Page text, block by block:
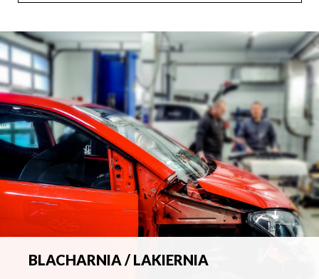
BLACHARNIA / LAKIERNIA